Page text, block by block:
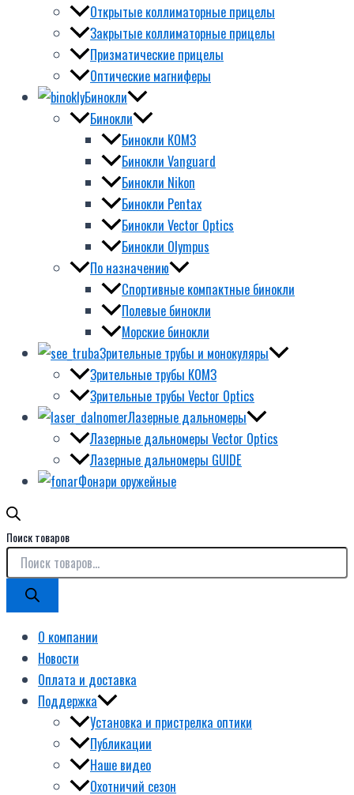
Открытые коллиматорные прицелы
Закрытые коллиматорные прицелы
Призматические прицелы
Оптические магниферы
Бинокли
Бинокли
Бинокли КОМЗ
Бинокли Vanguard
Бинокли Nikon
Бинокли Pentax
Бинокли Vector Optics
Бинокли Olympus
По назначению
Спортивные компактные бинокли
Полевые бинокли
Морские бинокли
Зрительные трубы и монокуляры
Зрительные трубы КОМЗ
Зрительные трубы Vector Optics
Лазерные дальномеры
Лазерные дальномеры Vector Optics
Лазерные дальномеры GUIDE
Фонари оружейные
Поиск товаров
О компании
Новости
Оплата и доставка
Поддержка
Установка и пристрелка оптики
Публикации
Наше видео
Охотничий сезон